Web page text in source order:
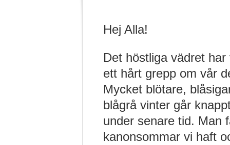
Hej Alla!
Det höstliga vädret
ett hårt grepp om vår
Mycket blötare,
blågrå vinter går
under senare tid. Man
kanonsommar vi haft